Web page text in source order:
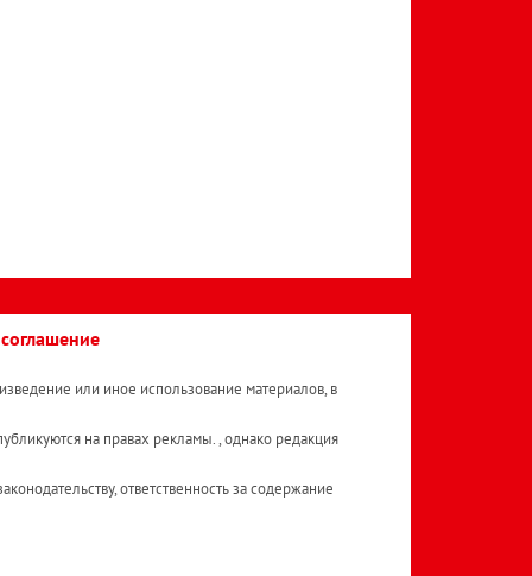
или иное использование материалов, в
на правах рекламы. , однако редакция
ответственность за содержание